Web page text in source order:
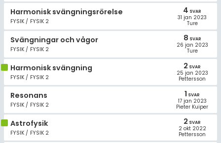
Harmonisk svängningsrörelse
FYSIK / FYSIK 2
4 SVAR
31 jan 2023
Ture
Svängningar och vågor
FYSIK / FYSIK 2
8 SVAR
26 jan 2023
Ture
Harmonisk svängning
FYSIK / FYSIK 2
2 SVAR
25 jan 2023
Pettersson
Resonans
FYSIK / FYSIK 2
1 SVAR
17 jan 2023
Pieter Kuiper
Astrofysik
FYSIK / FYSIK 2
2 SVAR
2 okt 2022
Pettersson